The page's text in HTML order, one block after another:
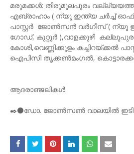
മരുമക്കൾ: തിരുമൂലപുരം വല്ല്യയത്ത്
എബ്രാഹാം ( ന്യൂ ഇന്ത്യ ചർച്ച്
പാസ്റ്റർ ജോൺസൻ വർഗീസ് ( ന്യൂ
ഗോഡ്, കുറ്റൂര്‍ ),വാളക്കുഴി
കോശി,വെണ്ണിക്കുളം കച്ചിറയ്ക്കൽ
ഐപിസി തൃക്കൺമംഗൽ,
ആദരാഞ്ജലികൾ
✒️⚫ഡോ. ജോൺസൺ വാലയിൽ